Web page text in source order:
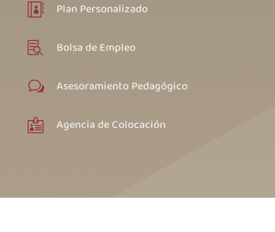
 Plan Personalizado
 Bolsa de Empleo
w Asesoramiento Pedagógico
 Agencia de Colocación